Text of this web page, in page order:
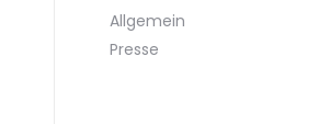
Allgemein
Presse